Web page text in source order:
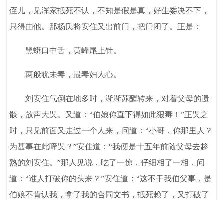
侄儿，见浑家抵死不认，不知是假是真，好生委决不下，
只得由他。那杨氏将安住又出前门，把门闭了。正是：
黑蟒口中舌，黄峰尾上针。
两般犹未毒，最毒妇人心。
刘安住气倒在地多时，渐渐苏醒转来，对着父母的遗
骸，放声大哭。又道：“伯娘你直下得如此狠毒！”正哭之
时，只见前面又走过一个人来，问道：“小哥，你那里人？
为甚事在此啼哭？”安住道：“我便是十五年前随父母去趁
熟的刘安住。”那人见说，吃了一惊，仔细相了一相，问
道：“谁人打破你的头来？”安住道：“这不干我伯父事，是
伯娘不肯认我，拿了我的合同文书，抵死赖了，又打破了